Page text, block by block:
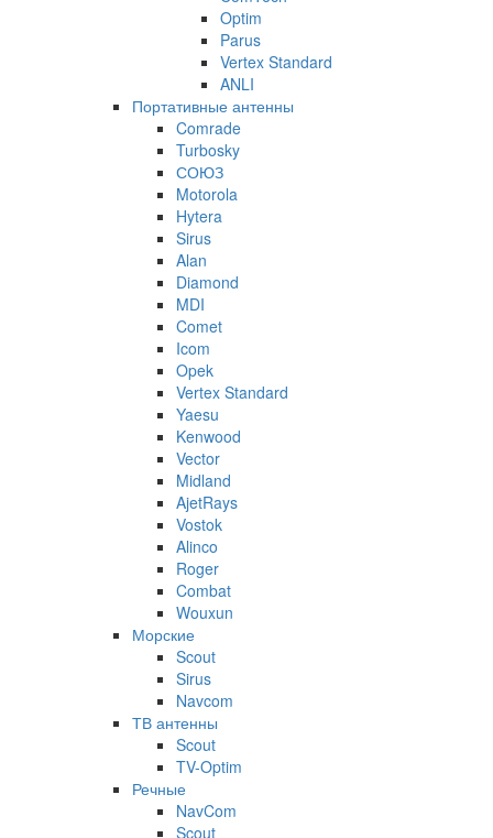
Optim
Parus
Vertex Standard
ANLI
Портативные антенны
Comrade
Turbosky
СОЮЗ
Motorola
Hytera
Sirus
Alan
Diamond
MDI
Comet
Icom
Opek
Vertex Standard
Yaesu
Kenwood
Vector
Midland
AjetRays
Vostok
Alinco
Roger
Combat
Wouxun
Морские
Scout
Sirus
Navcom
ТВ антенны
Scout
TV-Optim
Речные
NavCom
Scout